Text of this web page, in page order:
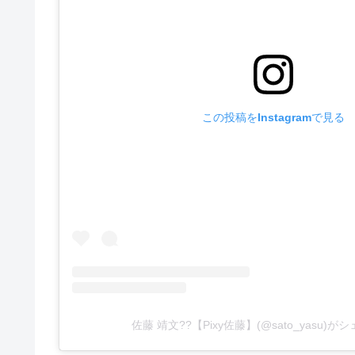
この投稿をInstagramで見る
佐藤 靖文??【Pixy佐藤】(@sato_yasu)がシ